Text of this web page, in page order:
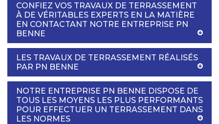
CONFIEZ VOS TRAVAUX DE TERRASSEMENT
À DE VÉRITABLES EXPERTS EN LA MATIÈRE
EN CONTACTANT NOTRE ENTREPRISE PN
BENNE
LES TRAVAUX DE TERRASSEMENT RÉALISÉS
PAR PN BENNE
NOTRE ENTREPRISE PN BENNE DISPOSE DE
TOUS LES MOYENS LES PLUS PERFORMANTS
POUR EFFECTUER UN TERRASSEMENT DANS
LES NORMES